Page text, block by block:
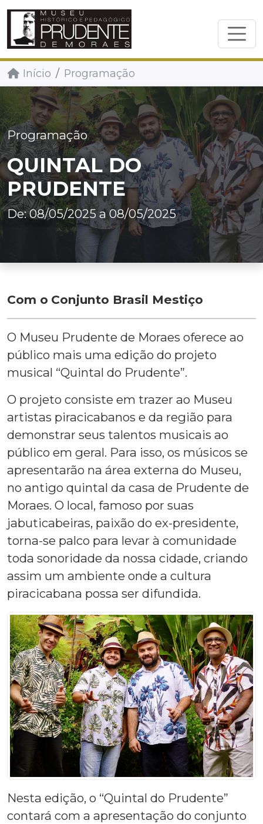
Início Programação
Programação
QUINTAL DO
PRUDENTE
De: 08/05/2025 a 08/05/2025
Com o Conjunto Brasil Mestiço
O Museu Prudente de Moraes oferece ao
público mais uma edição do projeto
musical “Quintal do Prudente”.
O projeto consiste em trazer ao Museu
artistas piracicabanos e da região para
demonstrar seus talentos musicais ao
público em geral. Para isso, os músicos se
apresentarão na área externa do Museu,
no antigo quintal da casa de Prudente de
Moraes. O local, famoso por suas
jabuticabeiras, paixão do ex-presidente,
torna-se palco para levar à comunidade
toda sonoridade da nossa cidade, criando
assim um ambiente onde a cultura
piracicabana possa ser difundida.
Nesta edição, o “Quintal do Prudente”
contará com a apresentação do conjunto